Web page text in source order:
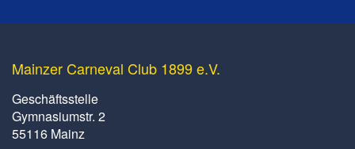
Mainzer Carneval Club 1899 e.V.
Geschäftsstelle
Gymnasiumstr. 2
55116 Mainz